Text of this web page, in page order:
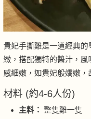
貴妃手撕雞是一道經典的
緻，搭配獨特的醬汁，風
感細嫩，如貴妃般嬌嫩，
材料 (約4-6人份)
主料： 整隻雞一隻